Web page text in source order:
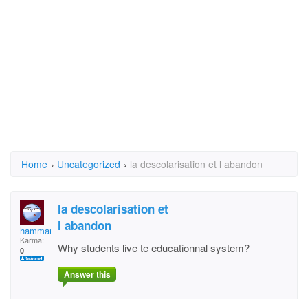
Home › Uncategorized › la descolarisation et l abandon
hammami mustapha
Karma:
0
la descolarisation et
l abandon
Why students live te educationnal system?
Answer this